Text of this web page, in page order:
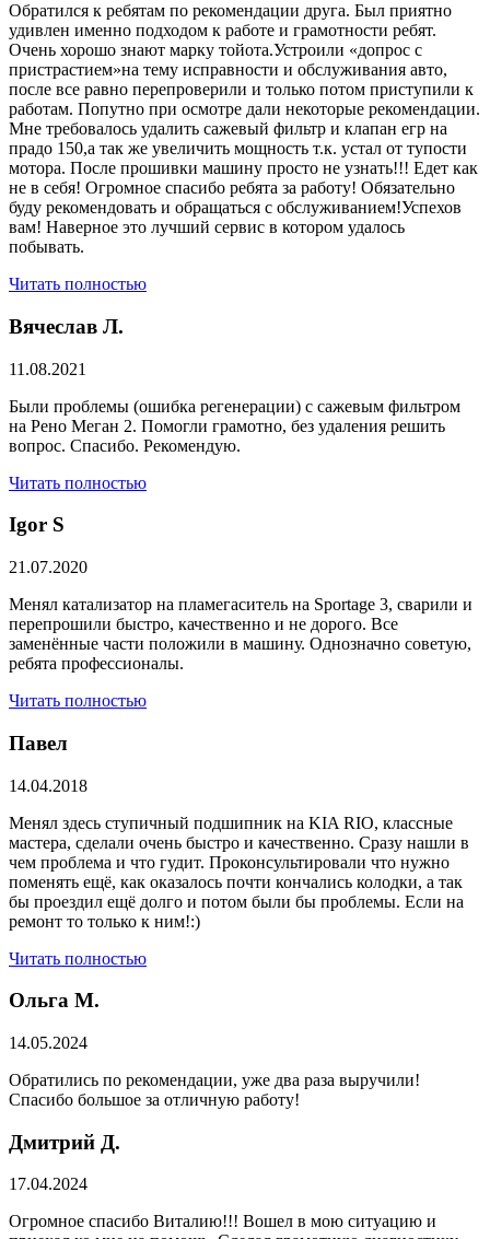
Обратился к ребятам по рекомендации друга. Был приятно
удивлен именно подходом к работе и грамотности ребят.
Очень хорошо знают марку тойота.Устроили «допрос с
пристрастием»на тему исправности и обслуживания авто,
после все равно перепроверили и только потом приступили к
работам. Попутно при осмотре дали некоторые рекомендации.
Мне требовалось удалить сажевый фильтр и клапан егр на
прадо 150,а так же увеличить мощность т.к. устал от тупости
мотора. После прошивки машину просто не узнать!!! Едет как
не в себя! Огромное спасибо ребята за работу! Обязательно
буду рекомендовать и обращаться с обслуживанием!Успехов
вам! Наверное это лучший сервис в котором удалось
побывать.
Читать полностью
Вячеслав Л.
11.08.2021
Были проблемы (ошибка регенерации) с сажевым фильтром
на Рено Меган 2. Помогли грамотно, без удаления решить
вопрос. Спасибо. Рекомендую.
Читать полностью
​Igor S
21.07.2020
Менял катализатор на пламегаситель на Sportage 3, сварили и
перепрошили быстро, качественно и не дорого. Все
заменённые части положили в машину. Однозначно советую,
ребята профессионалы.
Читать полностью
Павел
14.04.2018
Менял здесь ступичный подшипник на KIA RIO, классные
мастера, сделали очень быстро и качественно. Сразу нашли в
чем проблема и что гудит. Проконсультировали что нужно
поменять ещё, как оказалось почти кончались колодки, а так
бы проездил ещё долго и потом были бы проблемы. Если на
ремонт то только к ним!:)
Читать полностью
Ольга М.
14.05.2024
Обратились по рекомендации, уже два раза выручили!
Спасибо большое за отличную работу!
Дмитрий Д.
17.04.2024
Огромное спасибо Виталию!!! Вошел в мою ситуацию и